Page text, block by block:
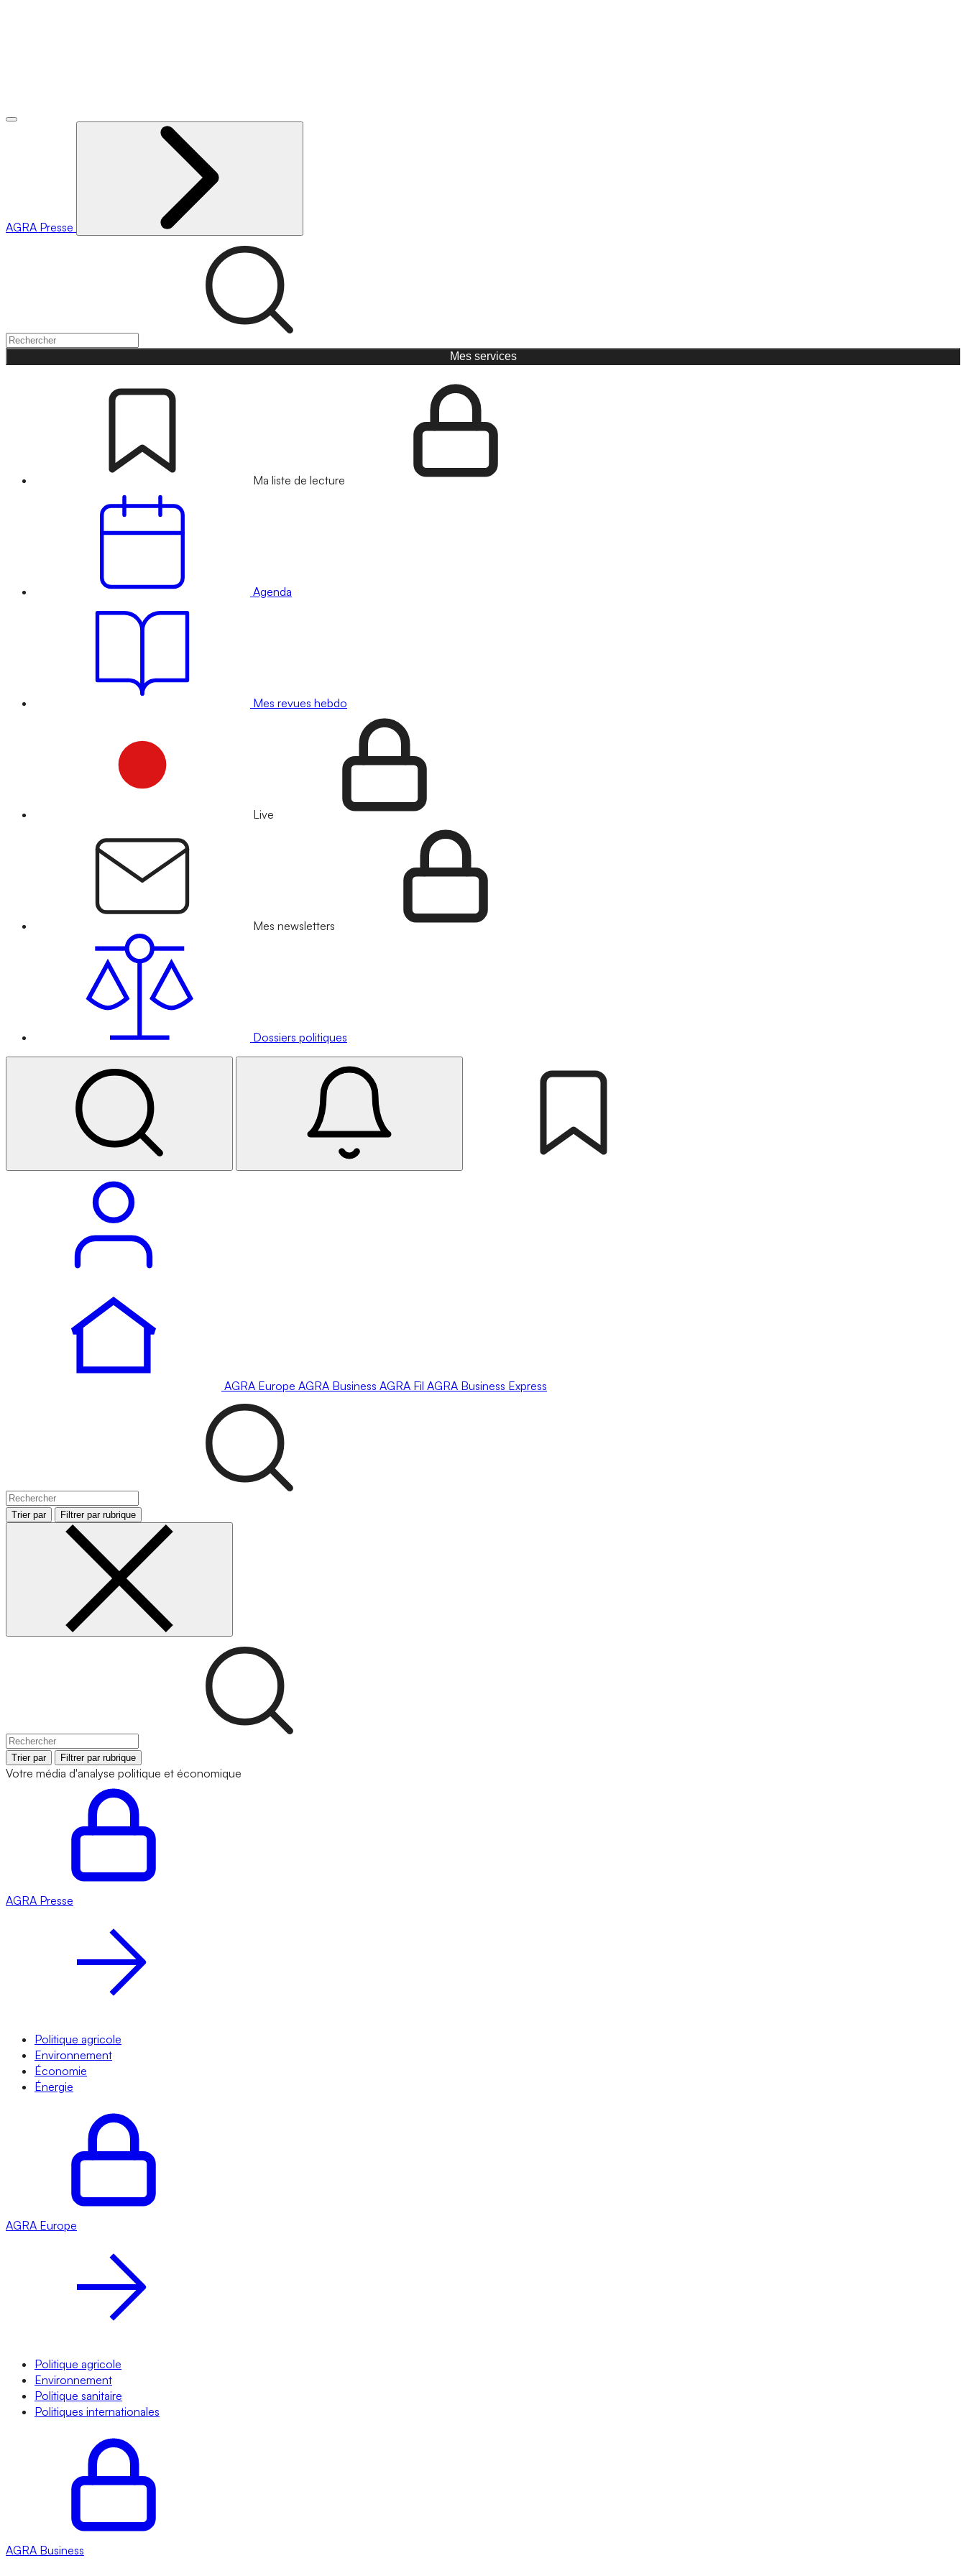
AGRA Presse
Mes services
Ma liste de lecture
Agenda
Mes revues hebdo
Live
Mes newsletters
Dossiers politiques
AGRA Europe AGRA Business AGRA Fil AGRA Business Express
Trier par Filtrer par rubrique
Trier par Filtrer par rubrique
Votre média d'analyse politique et économique
AGRA Presse
Politique agricole
Environnement
Économie
Énergie
AGRA Europe
Politique agricole
Environnement
Politique sanitaire
Politiques internationales
AGRA Business